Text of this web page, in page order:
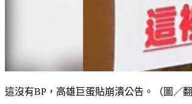
這沒有BP，高雄巨蛋貼崩潰公告。（圖／